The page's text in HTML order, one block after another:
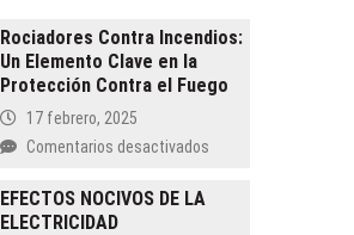
Rociadores Contra Incendios:
Un Elemento Clave en la
Protección Contra el Fuego
17 febrero, 2025
Comentarios desactivadosen
EFECTOS NOCIVOS DE LA
ELECTRICIDAD